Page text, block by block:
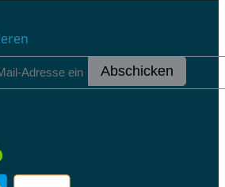
Abschicken